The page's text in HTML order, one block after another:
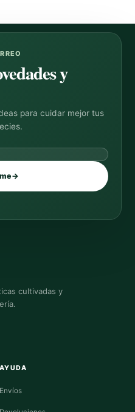
y
para cuidar mejor tus
→
cultivadas y
AYUDA
Envíos